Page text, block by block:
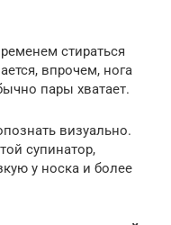
стираться
впрочем, нога
пары хватает.
визуально.
супинатор,
у носка и более